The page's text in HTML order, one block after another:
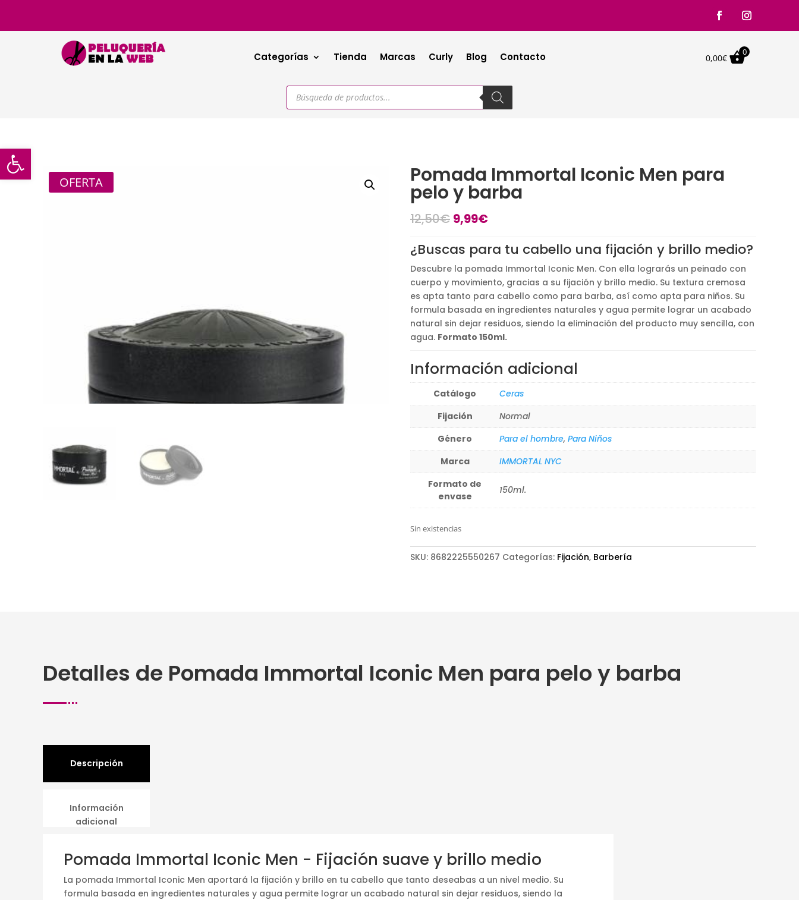
Categorías Tienda Marcas Curly Blog Contacto 0,00€
0
Búsqueda
productos
OFERTA Pomada Immortal Iconic Men para
pelo y barba
12,50€ El
original
era:
12,50€.
9,99€El
actual
es:
9,99€.
¿Buscas para tu cabello una fijación y brillo medio?
Descubre la pomada Immortal Iconic Men. Con ella lograrás un peinado con
cuerpo y movimiento, gracias a su fijación y brillo medio. Su textura cremosa
es apta tanto para cabello como para barba, así como apta para niños. Su
formula basada en ingredientes naturales y agua permite lograr un acabado
natural sin dejar residuos, siendo la eliminación del producto muy sencilla, con
agua. Formato 150ml.
Información adicional
Catálogo
Ceras
Fijación
Normal
Género
Para el hombre, Para Niños
Marca
IMMORTAL NYC
Formato de
envase
150ml.
Sin existencias
SKU: 8682225550267 Categorías: Fijación, Barbería
Detalles de Pomada Immortal Iconic Men para pelo y barba
Descripción
Información
adicional
Pomada Immortal Iconic Men - Fijación suave y brillo medio
La pomada Immortal Iconic Men aportará la fijación y brillo en tu cabello que tanto deseabas a un nivel medio. Su
formula basada en ingredientes naturales y agua permite lograr un acabado natural sin dejar residuos, siendo la
Abrir barra de herramientas